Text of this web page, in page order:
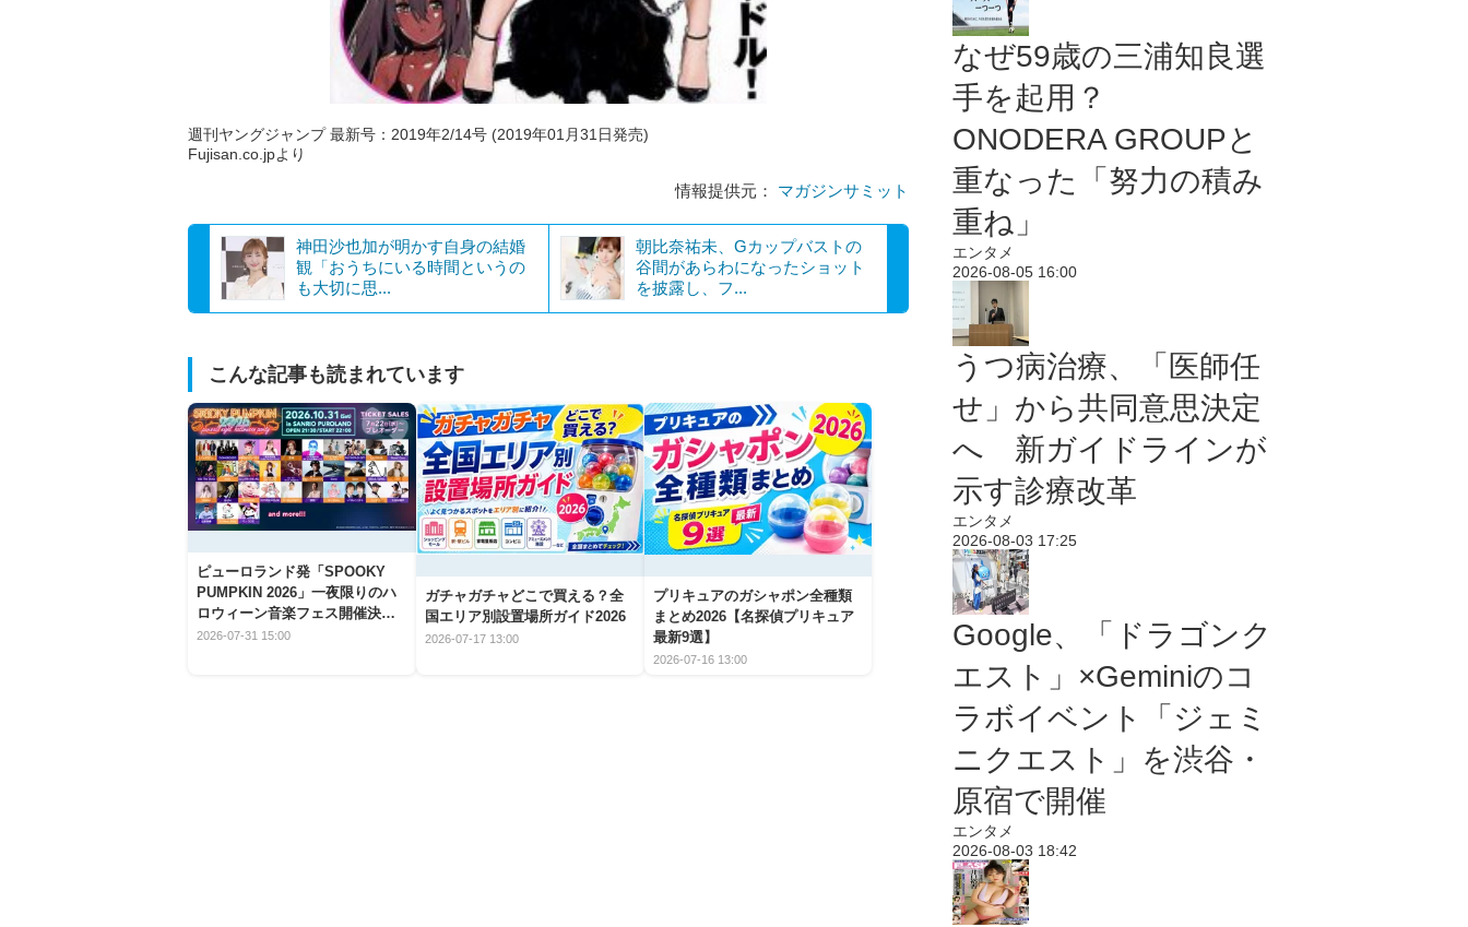
週刊ヤングジャンプ 最新号：2019年2/14号 (2019年01月31日発売)
Fujisan.co.jpより
情報提供元： マガジンサミット
神田沙也加が明かす自身の結婚
観「おうちにいる時間というの
も大切に思...
朝比奈祐未、Gカップバストの
谷間があらわになったショット
を披露し、フ...
こんな記事も読まれています
ピューロランド発「SPOOKY
PUMPKIN 2026」一夜限りのハ
ロウィーン音楽フェス開催決
定！
2026-07-31 15:00
ガチャガチャどこで買える？全
国エリア別設置場所ガイド2026
2026-07-17 13:00
プリキュアのガシャポン全種類
まとめ2026【名探偵プリキュア
最新9選】
2026-07-16 13:00
なぜ59歳の三浦知良選
手を起用？
ONODERA GROUPと
重なった「努力の積み
重ね」
エンタメ
2026-08-05 16:00
うつ病治療、「医師任
せ」から共同意思決定
へ 新ガイドラインが
示す診療改革
エンタメ
2026-08-03 17:25
Google、「ドラゴンク
エスト」×Geminiのコ
ラボイベント「ジェミ
ニクエスト」を渋谷・
原宿で開催
エンタメ
2026-08-03 18:42